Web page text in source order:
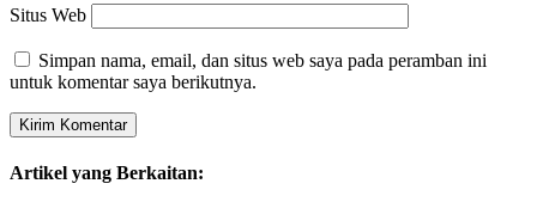
Situs Web
Simpan nama, email, dan situs web saya pada peramban ini
untuk komentar saya berikutnya.
Artikel yang Berkaitan: